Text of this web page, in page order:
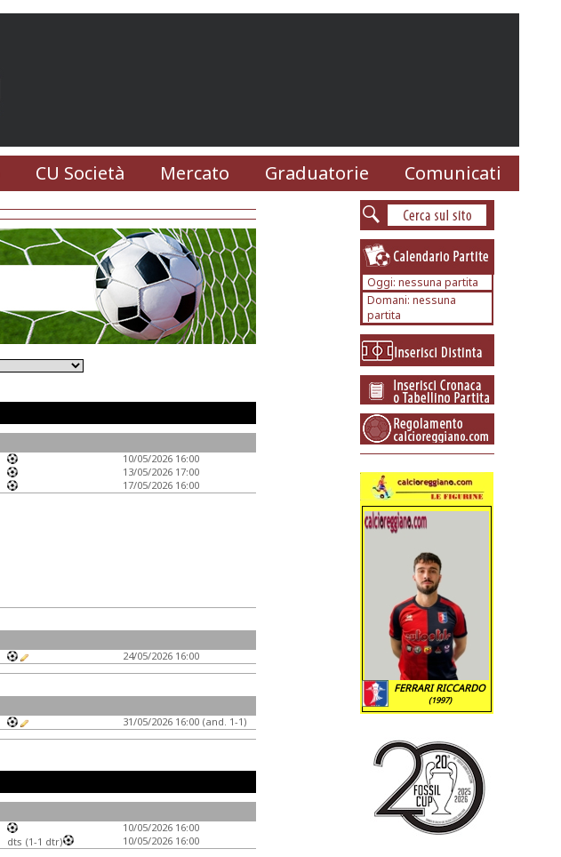
CU Società Mercato Graduatorie Comunicati
10/05/2026 16:00
13/05/2026 17:00
17/05/2026 16:00
24/05/2026 16:00
31/05/2026 16:00 (and. 1-1)
10/05/2026 16:00
dts (1-1 dtr) 10/05/2026 16:00
Oggi: nessuna partita
Domani: nessuna
partita
FERRARI RICCARDO
(1997)